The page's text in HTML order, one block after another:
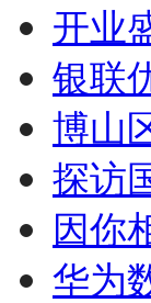
开业
银联
博山
探访
因你
华为